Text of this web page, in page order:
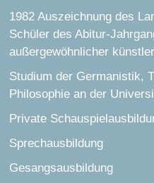
1982 Auszeichnung des
Schüler des Abitur-
außergewöhnlicher
Studium der Germanistik,
Philosophie an der
Private
Sprechausbildung
Gesangsausbildung